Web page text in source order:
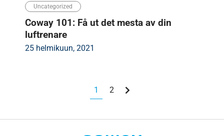
Uncategorized
Coway 101: Få ut det mesta av din
luftrenare
25 helmikuun, 2021
1 2